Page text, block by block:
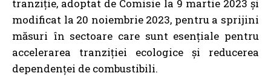
tranziție, adoptat de Comisie la 9 martie 2023 și
modificat la 20 noiembrie 2023, pentru a sprijini
măsuri în sectoare care sunt esențiale pentru
accelerarea tranziției ecologice și reducerea
dependenței de combustibili.